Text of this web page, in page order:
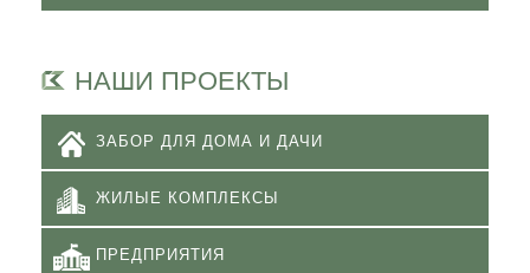
НАШИ ПРОЕКТЫ
ЗАБОР ДЛЯ ДОМА И ДАЧИ
ЖИЛЫЕ КОМПЛЕКСЫ
ПРЕДПРИЯТИЯ